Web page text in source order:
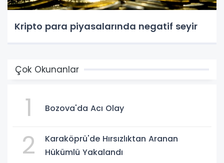
Kripto para piyasalarında negatif seyir
Çok Okunanlar
1 Bozova'da Acı Olay
2
Karaköprü'de Hırsızlıktan Aranan
Hükümlü Yakalandı